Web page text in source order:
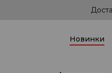
Новинки